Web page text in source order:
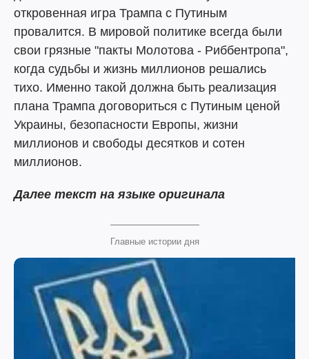
откровенная игра Трампа с Путиным
провалится. В мировой политике всегда были
свои грязные "пакты Молотова - Риббентропа",
когда судьбы и жизнь миллионов решались
тихо. Именно такой должна быть реализация
плана Трампа договориться с Путиным ценой
Украины, безопасности Европы, жизни
миллионов и свободы десятков и сотен
миллионов.
Далее текст на языке оригинала
Главные истории дня